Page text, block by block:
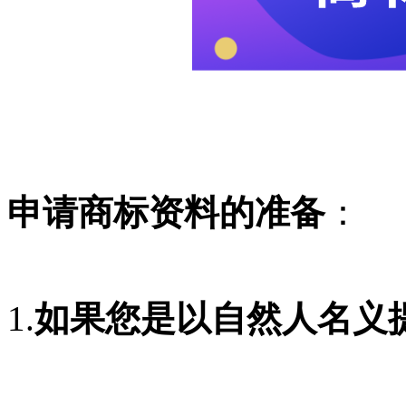
申请商标资料的准备：
1.如果您是以自然人名义